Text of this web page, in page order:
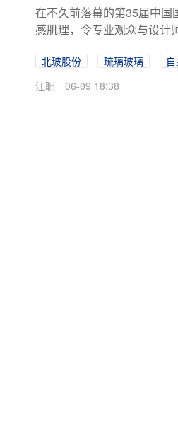
在不久前落幕的第35届中
感肌理，令专业观众与设计
北玻股份 琉璃玻璃
江聃
06-09 18:38